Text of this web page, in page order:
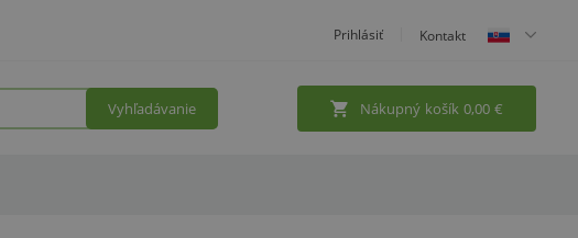
Prihlásiť Kontakt
Vyhľadávanie Nákupný košík 0,00 €